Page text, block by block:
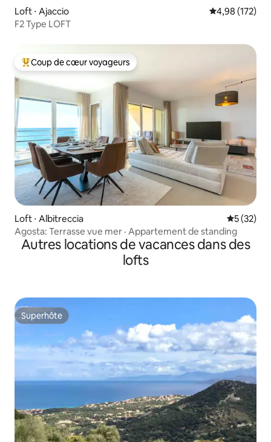
Loft ⋅ Ajaccio Évaluation
4,98 (172)
F2 Type LOFT
Coups de cœur voyageurs les plus appréciés
Coup de cœur voyageurs
Loft ⋅ Albitreccia
5 (32)
Agosta: Terrasse vue mer · Appartement de standing
Autres locations de vacances dans des
lofts
Superhôte
Superhôte